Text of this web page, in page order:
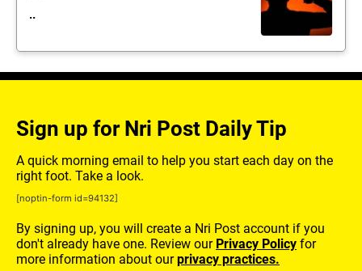
..
Sign up for Nri Post Daily Tip
A quick morning email to help you start each day on the
right foot. Take a look.
[noptin-form id=94132]
By signing up, you will create a Nri Post account if you
don't already have one. Review our Privacy Policy for
more information about ourprivacy practices.